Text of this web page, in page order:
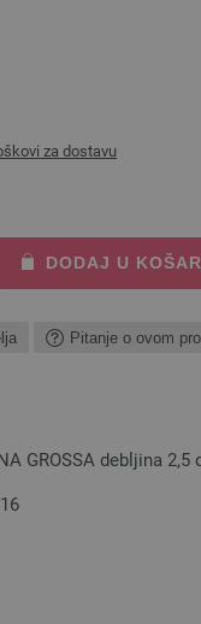
za dostavu
DODAJ U
Pitanje o ovom
GROSSA debljina 2,5